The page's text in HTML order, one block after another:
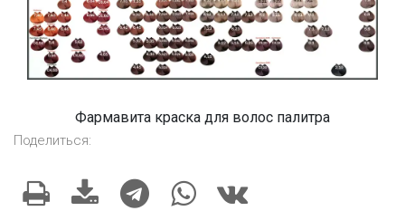
Фармавита краска для волос палитра
Поделиться: